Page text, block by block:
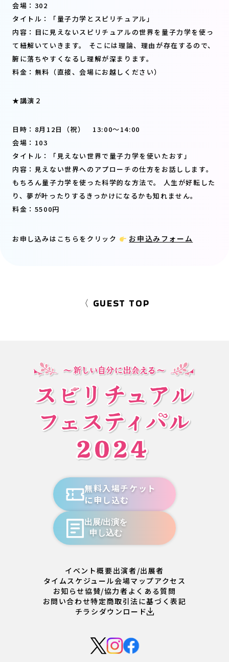
会場：302
タイトル：「量子力学とスピリチュアル」
内容：目に見えないスピリチュアルの世界を量子力学を使っ
て紐解いていきます。 そこには理論、理由が存在するので、
腑に落ちやすくなるし理解が深まります。
料金：無料（直接、会場にお越しください）
★講演２
日時：8月12日（祝） 13:00〜14:00
会場：103
タイトル：「見えない世界で量子力学を使いたおす」
内容：見えない世界へのアプローチの仕方をお話しします。
もちろん量子力学を使った科学的な方法で。 人生が好転した
り、夢が叶ったりするきっかけになるかも知れません。
料金：5500円
お申し込みはこちらをクリック お申込みフォーム
〈 GUEST TOP
無料入場チケット
に申し込む
出展/出演を
申し込む
イベント概要出演者/出展者
タイムスケジュール会場マップアクセス
お知らせ協賛/協力者よくある質問
お問い合わせ特定商取引法に基づく表記
チラシダウンロード